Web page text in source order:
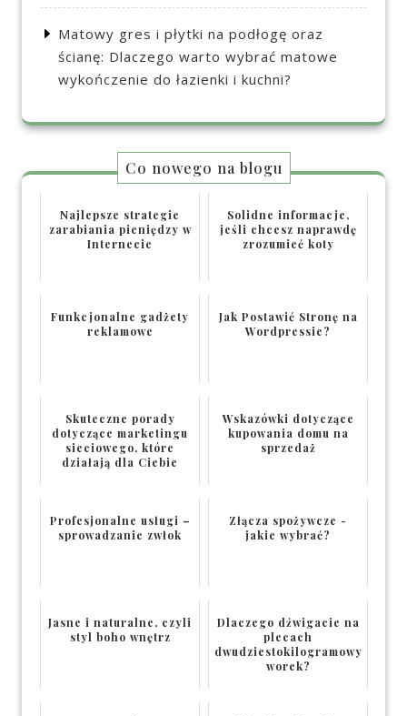
Matowy gres i płytki na podłogę oraz
ścianę: Dlaczego warto wybrać matowe
wykończenie do łazienki i kuchni?
Co nowego na blogu
Najlepsze strategie
zarabiania pieniędzy w
Internecie
Solidne informacje,
jeśli chcesz naprawdę
zrozumieć koty
Funkcjonalne gadżety
reklamowe
Jak Postawić Stronę na
Wordpressie?
Skuteczne porady
dotyczące marketingu
sieciowego, które
działają dla Ciebie
Wskazówki dotyczące
kupowania domu na
sprzedaż
Profesjonalne usługi –
sprowadzanie zwłok
Złącza spożywcze -
jakie wybrać?
Jasne i naturalne, czyli
styl boho wnętrz
Dlaczego dźwigacie na
plecach
dwudziestokilogramowy
worek?